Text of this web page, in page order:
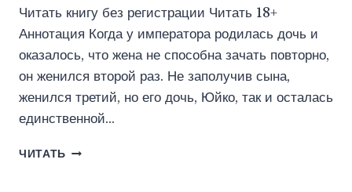
Читать книгу без регистрации Читать 18+
Аннотация Когда у императора родилась дочь и
оказалось, что жена не способна зачать повторно,
он женился второй раз. Не заполучив сына,
женился третий, но его дочь, Юйко, так и осталась
единственной…
ЧИТАТЬ ЮЙКО